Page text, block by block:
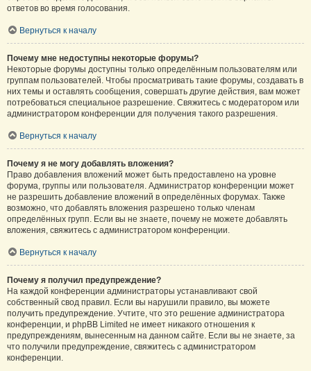
ответов во время голосования.
Вернуться к началу
Почему мне недоступны некоторые форумы?
Некоторые форумы доступны только определённым пользователям или
группам пользователей. Чтобы просматривать такие форумы, создавать в
них темы и оставлять сообщения, совершать другие действия, вам может
потребоваться специальное разрешение. Свяжитесь с модератором или
администратором конференции для получения такого разрешения.
Вернуться к началу
Почему я не могу добавлять вложения?
Право добавления вложений может быть предоставлено на уровне
форума, группы или пользователя. Администратор конференции может
не разрешить добавление вложений в определённых форумах. Также
возможно, что добавлять вложения разрешено только членам
определённых групп. Если вы не знаете, почему не можете добавлять
вложения, свяжитесь с администратором конференции.
Вернуться к началу
Почему я получил предупреждение?
На каждой конференции администраторы устанавливают свой
собственный свод правил. Если вы нарушили правило, вы можете
получить предупреждение. Учтите, что это решение администратора
конференции, и phpBB Limited не имеет никакого отношения к
предупреждениям, вынесенным на данном сайте. Если вы не знаете, за
что получили предупреждение, свяжитесь с администратором
конференции.